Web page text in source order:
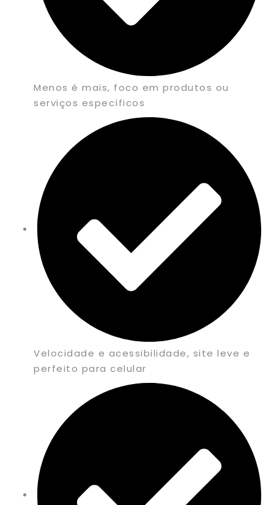
Menos é mais, foco em produtos ou
serviços específicos
Velocidade e acessibilidade, site leve e
perfeito para celular